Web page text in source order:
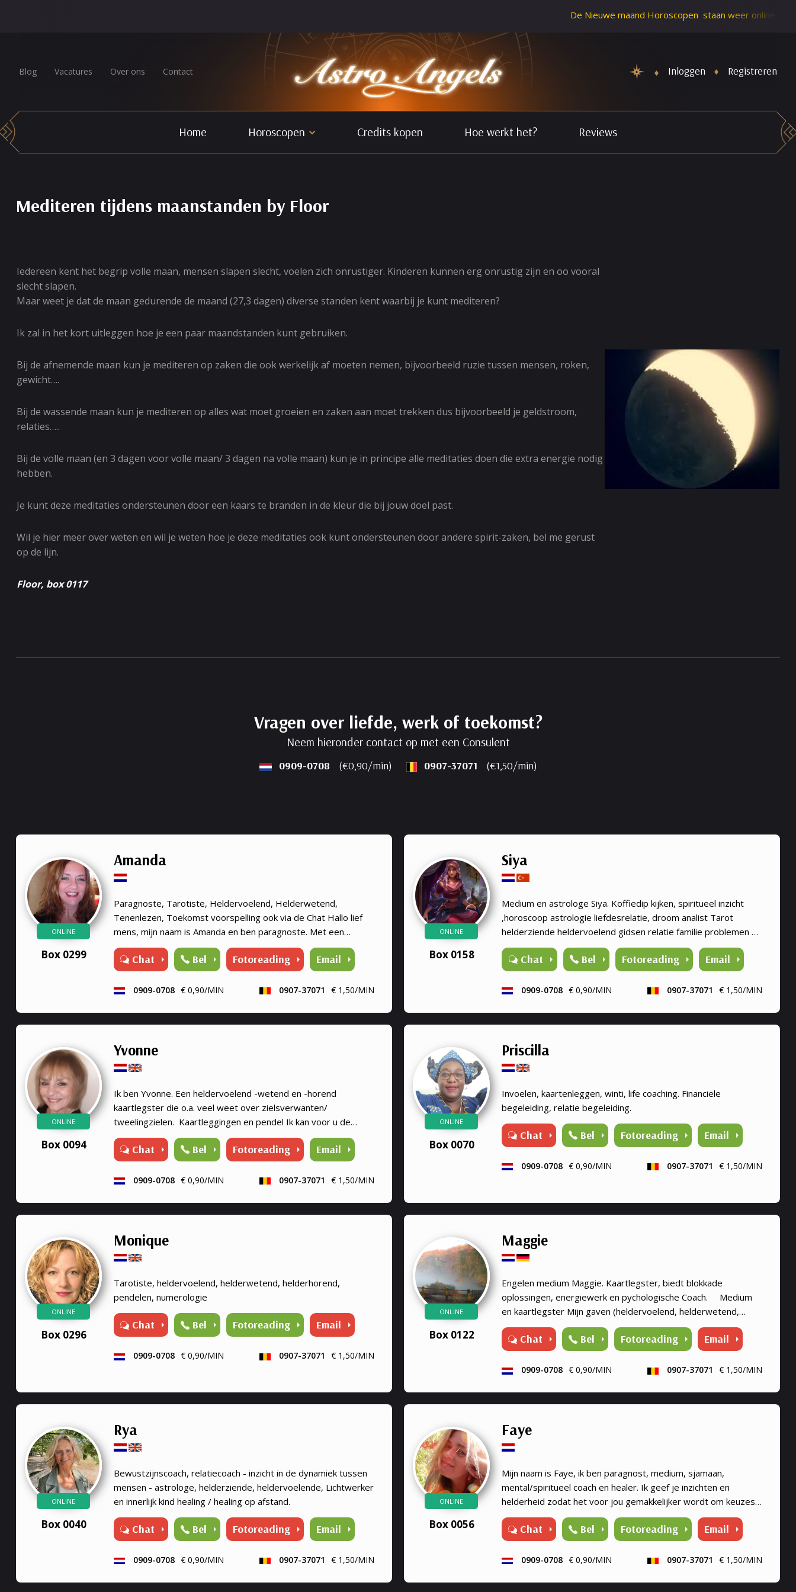
De Nieuwe maand Horoscopen staan weer online. Schiet
Blog Vacatures Over ons Contact Inloggen Registreren
Home Horoscopen Credits kopen Hoe werkt het? Reviews
Mediteren tijdens maanstanden by Floor
Iedereen kent het begrip volle maan, mensen slapen slecht, voelen zich onrustiger. Kinderen kunnen erg onrustig zijn en oo vooral
slecht slapen.
Maar weet je dat de maan gedurende de maand (27,3 dagen) diverse standen kent waarbij je kunt mediteren?
Ik zal in het kort uitleggen hoe je een paar maandstanden kunt gebruiken.
Bij de afnemende maan kun je mediteren op zaken die ook werkelijk af moeten nemen, bijvoorbeeld ruzie tussen mensen, roken,
gewicht….
Bij de wassende maan kun je mediteren op alles wat moet groeien en zaken aan moet trekken dus bijvoorbeeld je geldstroom,
relaties…..
Bij de volle maan (en 3 dagen voor volle maan/ 3 dagen na volle maan) kun je in principe alle meditaties doen die extra energie nodig
hebben.
Je kunt deze meditaties ondersteunen door een kaars te branden in de kleur die bij jouw doel past.
Wil je hier meer over weten en wil je weten hoe je deze meditaties ook kunt ondersteunen door andere spirit-zaken, bel me gerust
op de lijn.
Floor, box 0117
Vragen over liefde, werk of toekomst?
Neem hieronder contact op met een Consulent
0909-0708 (€0,90/min) 0907-37071 (€1,50/min)
ONLINE
Box 0299
Amanda
Paragnoste, Tarotiste, Heldervoelend, Helderwetend,
Tenenlezen, Toekomst voorspelling ook via de Chat Hallo lief
mens, mijn naam is Amanda en ben paragnoste. Met een
moeder als kaartlegster en medium, is paranormaliteit en
spiritualiteit mij met de ...
Chat Bel Fotoreading Email
0909-0708 € 0,90/MIN 0907-37071 € 1,50/MIN
ONLINE
Box 0158
Siya
Medium en astrologe Siya. Koffiedip kijken, spiritueel inzicht
,horoscoop astrologie liefdesrelatie, droom analist Tarot
helderziende heldervoelend gidsen relatie familie problemen en
veel meer.
Chat Bel Fotoreading Email
0909-0708 € 0,90/MIN 0907-37071 € 1,50/MIN
ONLINE
Box 0094
Yvonne
Ik ben Yvonne. Een heldervoelend -wetend en -horend
kaartlegster die o.a. veel weet over zielsverwanten/
tweelingzielen. Kaartleggingen en pendel Ik kan voor u de
Lenormandkaarteni of de Engelenkaarten leggen (soms
gebruik ik ook mijn pendel, op verzoek).
Chat Bel Fotoreading Email
0909-0708 € 0,90/MIN 0907-37071 € 1,50/MIN
ONLINE
Box 0070
Priscilla
Invoelen, kaartenleggen, winti, life coaching. Financiele
begeleiding, relatie begeleiding.
Chat Bel Fotoreading Email
0909-0708 € 0,90/MIN 0907-37071 € 1,50/MIN
ONLINE
Box 0296
Monique
Tarotiste, heldervoelend, helderwetend, helderhorend,
pendelen, numerologie
Chat Bel Fotoreading Email
0909-0708 € 0,90/MIN 0907-37071 € 1,50/MIN
ONLINE
Box 0122
Maggie
Engelen medium Maggie. Kaartlegster, biedt blokkade
oplossingen, energiewerk en pychologische Coach. Medium
en kaartlegster Mijn gaven (heldervoelend, helderwetend,
helderruikend, energiewerk) zet ik graag in om aantwoorden te
geven op al je ...
Chat Bel Fotoreading Email
0909-0708 € 0,90/MIN 0907-37071 € 1,50/MIN
ONLINE
Box 0040
Rya
Bewustzijnscoach, relatiecoach - inzicht in de dynamiek tussen
mensen - astrologe, helderziende, heldervoelende, Lichtwerker
en innerlijk kind healing / healing op afstand.
Chat Bel Fotoreading Email
0909-0708 € 0,90/MIN 0907-37071 € 1,50/MIN
ONLINE
Box 0056
Faye
Mijn naam is Faye, ik ben paragnost, medium, sjamaan,
mental/spiritueel coach en healer. Ik geef je inzichten en
helderheid zodat het voor jou gemakkelijker wordt om keuzes
te maken of beslissingen te nemen. Ik help je met alle liefde je
leven te leven zoals jij dat wilt. In OVERVLOED ! Wat ik kan
bieden : Tweelingzielen/zielsrelaties Het kan zijn dat jij het
gevoel hebt je tweelingziel/zielsrelatie, te hebben
Chat Bel Fotoreading Email
0909-0708 € 0,90/MIN 0907-37071 € 1,50/MIN